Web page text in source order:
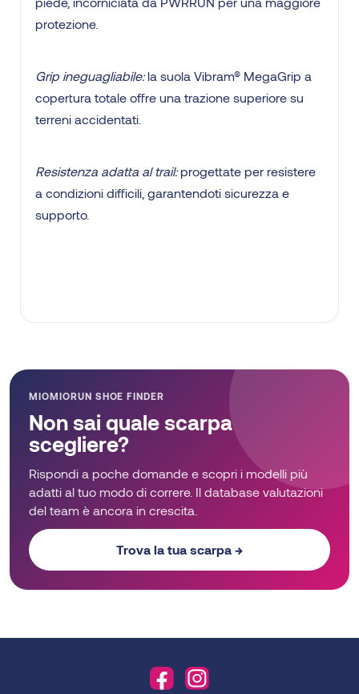
protezione.
Grip ineguagliabile:la suola Vibram® MegaGrip a
copertura totale offre una trazione superiore su
terreni accidentati.
Resistenza adatta al trail:progettate per resistere
a condizioni difficili, garantendoti sicurezza e
supporto.
MIOMIORUN SHOE FINDER
Non sai quale scarpa
scegliere?
Rispondi a poche domande e scopri i modelli più
adatti al tuo modo di correre. Il database valutazioni
del team è ancora in crescita.
Trova la tua scarpa →